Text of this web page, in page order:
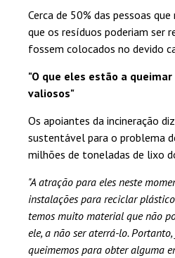
Cerca de 50% das pessoas
que os resíduos poderiam ser
fossem colocados no devido
"O que eles estão a
valiosos"
Os apoiantes da incineração
sustentável para o problema
milhões de toneladas de lixo
"A atração para eles neste
instalações para reciclar
temos muito material que não
ele, a não ser aterrá-lo.
queimemos para obter alguma